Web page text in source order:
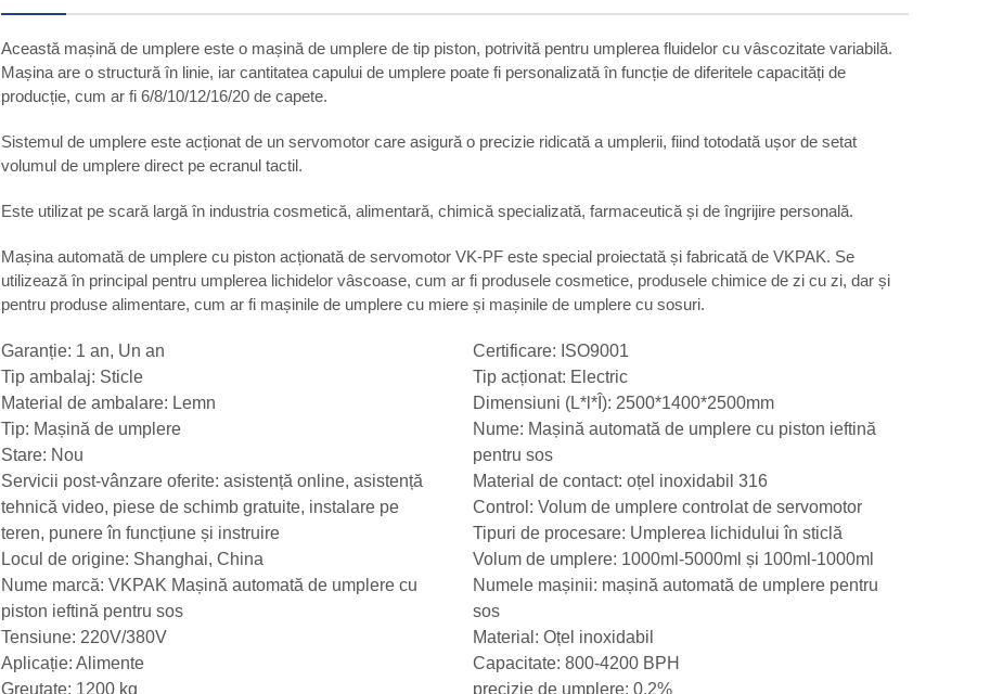
Această mașină de umplere este o mașină de umplere de tip piston, potrivită pentru umplerea fluidelor cu vâscozitate variabilă.
Mașina are o structură în linie, iar cantitatea capului de umplere poate fi personalizată în funcție de diferitele capacități de
producție, cum ar fi 6/8/10/12/16/20 de capete.
Sistemul de umplere este acționat de un servomotor care asigură o precizie ridicată a umplerii, fiind totodată ușor de setat
volumul de umplere direct pe ecranul tactil.
Este utilizat pe scară largă în industria cosmetică, alimentară, chimică specializată, farmaceutică și de îngrijire personală.
Mașina automată de umplere cu piston acționată de servomotor VK-PF este special proiectată și fabricată de VKPAK. Se
utilizează în principal pentru umplerea lichidelor vâscoase, cum ar fi produsele cosmetice, produsele chimice de zi cu zi, dar și
pentru produse alimentare, cum ar fi mașinile de umplere cu miere și mașinile de umplere cu sosuri.
Garanție: 1 an, Un an
Tip ambalaj: Sticle
Material de ambalare: Lemn
Tip: Mașină de umplere
Stare: Nou
Servicii post-vânzare oferite: asistență online, asistență
tehnică video, piese de schimb gratuite, instalare pe
teren, punere în funcțiune și instruire
Locul de origine: Shanghai, China
Nume marcă: VKPAK Mașină automată de umplere cu
piston ieftină pentru sos
Tensiune: 220V/380V
Aplicație: Alimente
Greutate: 1200 kg
Certificare: ISO9001
Tip acționat: Electric
Dimensiuni (L*l*Î): 2500*1400*2500mm
Nume: Mașină automată de umplere cu piston ieftină
pentru sos
Material de contact: oțel inoxidabil 316
Control: Volum de umplere controlat de servomotor
Tipuri de procesare: Umplerea lichidului în sticlă
Volum de umplere: 1000ml-5000ml și 100ml-1000ml
Numele mașinii: mașină automată de umplere pentru
sos
Material: Oțel inoxidabil
Capacitate: 800-4200 BPH
precizie de umplere: 0,2%